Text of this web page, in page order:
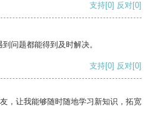
支持[0] 反对[0]
问题都能得到及时解决。
支持[0] 反对[0]
，让我能够随时随地学习新知识，拓宽